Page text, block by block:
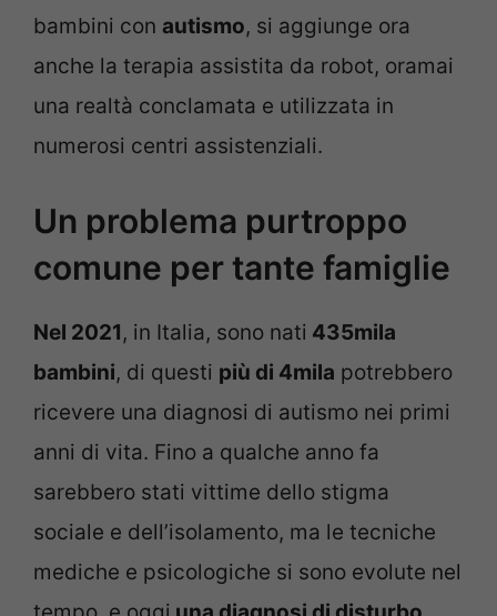
bambini con autismo, si aggiunge ora
anche la terapia assistita da robot, oramai
una realtà conclamata e utilizzata in
numerosi centri assistenziali.
Un problema purtroppo
comune per tante famiglie
Nel 2021, in Italia, sono nati 435mila
bambini, di questi più di 4mila potrebbero
ricevere una diagnosi di autismo nei primi
anni di vita. Fino a qualche anno fa
sarebbero stati vittime dello stigma
sociale e dell’isolamento, ma le tecniche
mediche e psicologiche si sono evolute nel